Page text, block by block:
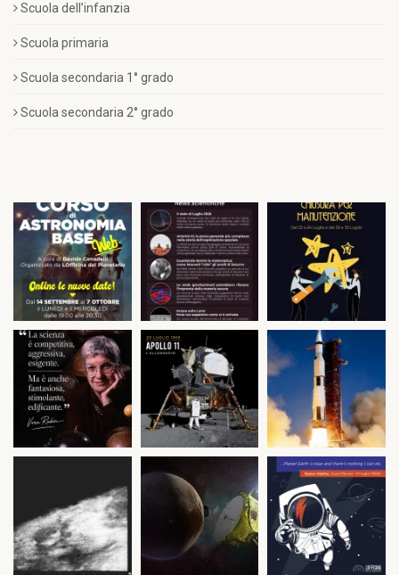
Scuola dell’infanzia
Scuola primaria
Scuola secondaria 1° grado
Scuola secondaria 2° grado